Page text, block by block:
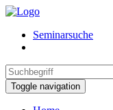
Seminarsuche
Toggle navigation